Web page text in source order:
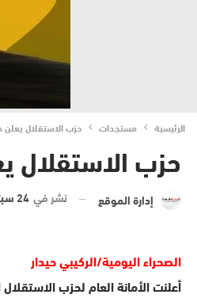
الرئيسية مستجدات حزب الاستقلال يعلن
حزب الاستقلال
إدارة الموقع نشر في24 سبتمبر 2024 الساعة 8 و 21 دقيقة
الصحراء اليومية/الركيبي حيدار
أعلنت الأمانة العام لحزب